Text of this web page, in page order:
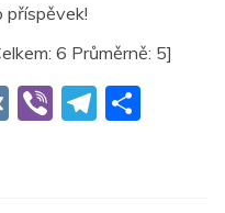
6 Průměrně: 5]
V
Vi T